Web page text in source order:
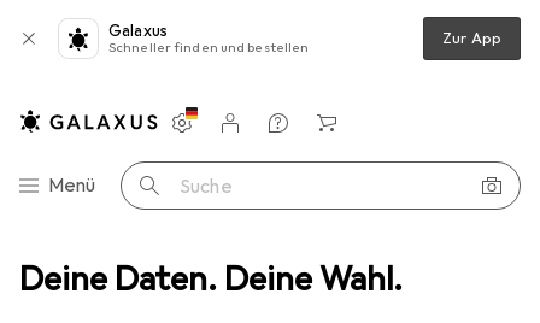
Deine Daten. Deine Wahl.
Galaxus
Schneller finden und bestellen Zur App
Navigation nach Kategorien
Menü Suche
Einstellungen
Kundenkonto
Vergleichslisten
Merklisten
Warenkorb
Gesellschaftsspiele Brettspiele Asmodée El Maestro